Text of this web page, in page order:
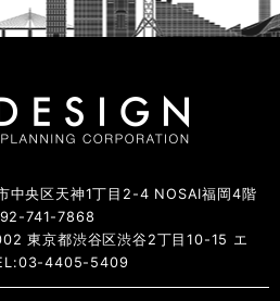
中央区天神1丁目2-4 NOSAI福岡4階
741-7868
東京都渋谷区渋谷2丁目10-15 エ
4405-5409